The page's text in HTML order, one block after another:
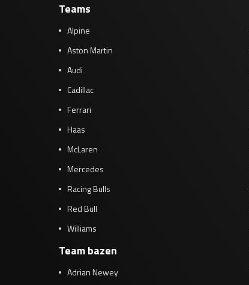
Teams
Alpine
Aston Martin
Audi
Cadillac
Ferrari
Haas
McLaren
Mercedes
Racing Bulls
Red Bull
Williams
Team bazen
Adrian Newey